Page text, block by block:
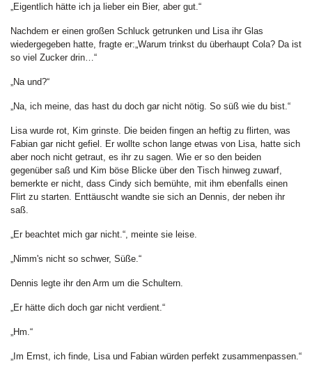
„Eigentlich hätte ich ja lieber ein Bier, aber gut.“
Nachdem er einen großen Schluck getrunken und Lisa ihr Glas
wiedergegeben hatte, fragte er:„Warum trinkst du überhaupt Cola? Da ist
so viel Zucker drin…“
„Na und?“
„Na, ich meine, das hast du doch gar nicht nötig. So süß wie du bist.“
Lisa wurde rot, Kim grinste. Die beiden fingen an heftig zu flirten, was
Fabian gar nicht gefiel. Er wollte schon lange etwas von Lisa, hatte sich
aber noch nicht getraut, es ihr zu sagen. Wie er so den beiden
gegenüber saß und Kim böse Blicke über den Tisch hinweg zuwarf,
bemerkte er nicht, dass Cindy sich bemühte, mit ihm ebenfalls einen
Flirt zu starten. Enttäuscht wandte sie sich an Dennis, der neben ihr
saß.
„Er beachtet mich gar nicht.“, meinte sie leise.
„Nimm's nicht so schwer, Süße.“
Dennis legte ihr den Arm um die Schultern.
„Er hätte dich doch gar nicht verdient.“
„Hm.“
„Im Ernst, ich finde, Lisa und Fabian würden perfekt zusammenpassen.“